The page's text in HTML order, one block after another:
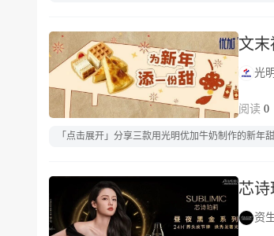
文
光
0
「点击展开」分享三款用光明优加牛奶制作的新年
芯
资